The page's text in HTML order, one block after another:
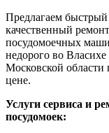
Предлагаем
качественный ремонт
посудомоечных
недорого во Власихе
Московской области
цене.
Услуги сервиса и
посудомоек: